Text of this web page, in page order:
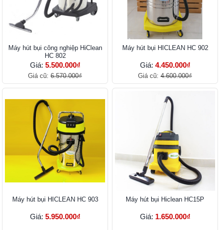
Máy hút bụi công nghiệp HiClean
HC 802
Giá: 5.500.000₫
Giá cũ: 6.570.000₫
Máy hút bụi HICLEAN HC 902
Giá: 4.450.000₫
Giá cũ: 4.600.000₫
Máy hút bụi HICLEAN HC 903
Giá: 5.950.000₫
Máy hút bụi Hiclean HC15P
Giá: 1.650.000₫